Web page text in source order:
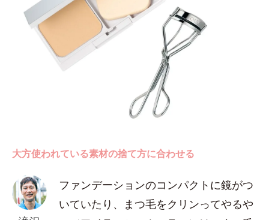
大方使われている素材の捨て方に合わせる
ファンデーションのコンパクトに鏡がつ
いていたり、まつ毛をクリンってやるや